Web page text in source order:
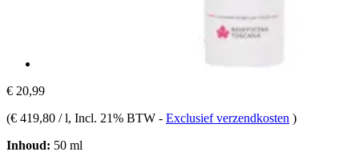
€ 20,99
(€ 419,80 / l, Incl. 21% BTW - Exclusief verzendkosten )
Inhoud: 50 ml